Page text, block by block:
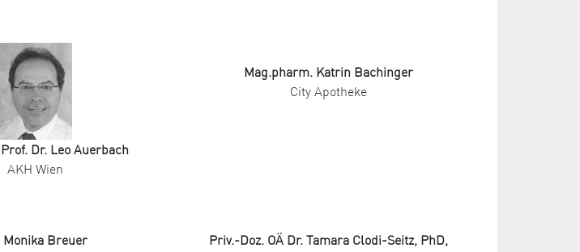
Dr. Leo Auerbach
AKH Wien
Mag.pharm. Katrin Bachinger
City Apotheke
Monika Breuer
Priv.-Doz. OÄ Dr. Tamara Clodi-Seitz, PhD,